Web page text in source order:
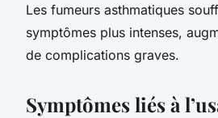
Les fumeurs asthmatiques
symptômes plus intenses,
de complications graves.
Symptômes liés à